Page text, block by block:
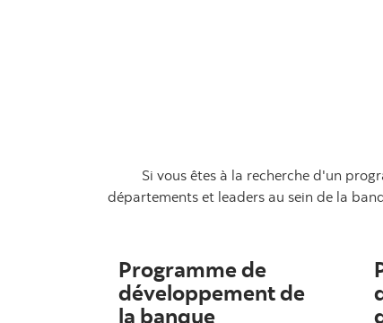
Si vous êtes à la recherche d'un
départements et leaders au sein de la
Programme de
développement de
la banque